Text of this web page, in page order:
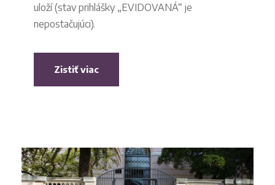
uloží (stav prihlášky „EVIDOVANÁ“ je
nepostačujúci).
Zistiť viac